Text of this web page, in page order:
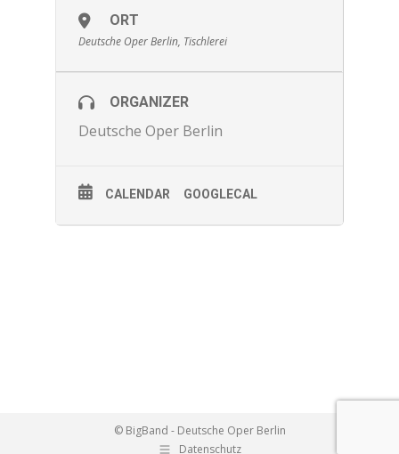
ORT
Deutsche Oper Berlin, Tischlerei
ORGANIZER
Deutsche Oper Berlin
CALENDAR GOOGLECAL
© BigBand - Deutsche Oper Berlin
Datenschutz